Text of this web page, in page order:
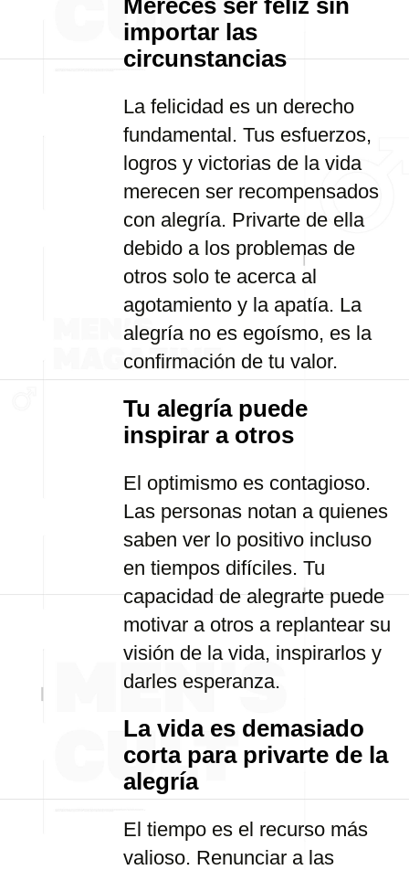
Mereces ser feliz sin
importar las
circunstancias
La felicidad es un derecho
fundamental. Tus esfuerzos,
logros y victorias de la vida
merecen ser recompensados
con alegría. Privarte de ella
debido a los problemas de
otros solo te acerca al
agotamiento y la apatía. La
alegría no es egoísmo, es la
confirmación de tu valor.
Tu alegría puede
inspirar a otros
El optimismo es contagioso.
Las personas notan a quienes
saben ver lo positivo incluso
en tiempos difíciles. Tu
capacidad de alegrarte puede
motivar a otros a replantear su
visión de la vida, inspirarlos y
darles esperanza.
La vida es demasiado
corta para privarte de la
alegría
El tiempo es el recurso más
valioso. Renunciar a las